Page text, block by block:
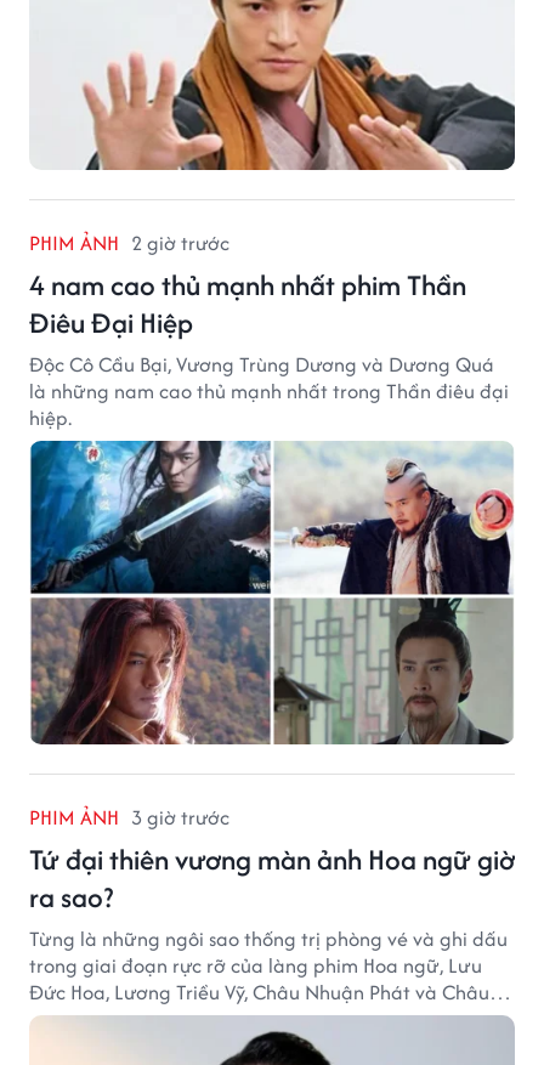
PHIM ẢNH 2 giờ trước
4 nam cao thủ mạnh nhất phim Thần
Điêu Đại Hiệp
Độc Cô Cầu Bại, Vương Trùng Dương và Dương Quá
là những nam cao thủ mạnh nhất trong Thần điêu đại
hiệp.
PHIM ẢNH 3 giờ trước
Tứ đại thiên vương màn ảnh Hoa ngữ giờ
ra sao?
Từng là những ngôi sao thống trị phòng vé và ghi dấu
trong giai đoạn rực rỡ của làng phim Hoa ngữ, Lưu
Đức Hoa, Lương Triều Vỹ, Châu Nhuận Phát và Châu
Tinh Trì giờ đã bước sang một chặng đường mới. Dù
mỗi người có lựa chọn khác nhau, sức ảnh hưởng của